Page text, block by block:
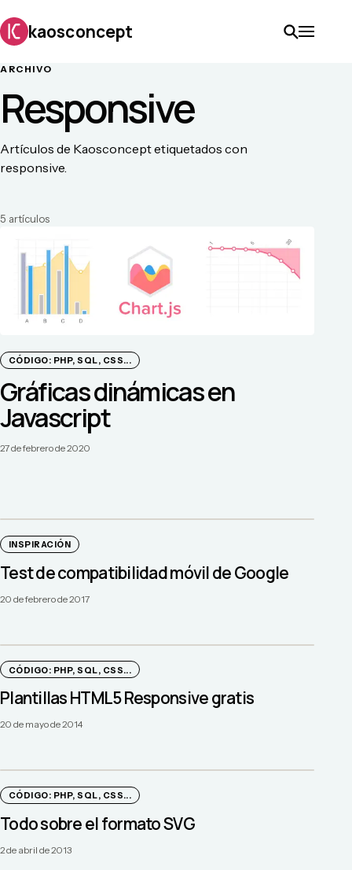
kaosconcept
ARCHIVO
Responsive
Artículos de Kaosconcept etiquetados con
responsive.
5 artículos
CÓDIGO: PHP, SQL, CSS...
Gráficas dinámicas en
Javascript
27 de febrero de 2020
INSPIRACIÓN
Test de compatibilidad móvil de Google
20 de febrero de 2017
CÓDIGO: PHP, SQL, CSS...
Plantillas HTML5 Responsive gratis
20 de mayo de 2014
CÓDIGO: PHP, SQL, CSS...
Todo sobre el formato SVG
2 de abril de 2013